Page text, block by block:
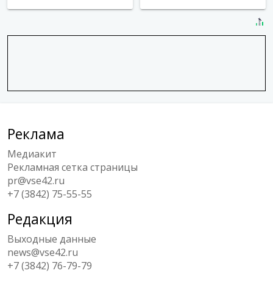
Реклама
Медиакит
Рекламная сетка страницы
pr@vse42.ru
+7 (3842) 75-55-55
Редакция
Выходные данные
news@vse42.ru
+7 (3842) 76-79-79